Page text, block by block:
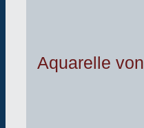
Aquarelle